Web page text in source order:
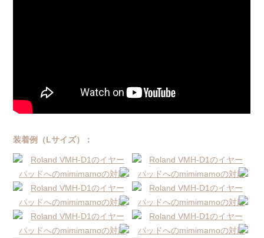
装着例（Lサイズ）：